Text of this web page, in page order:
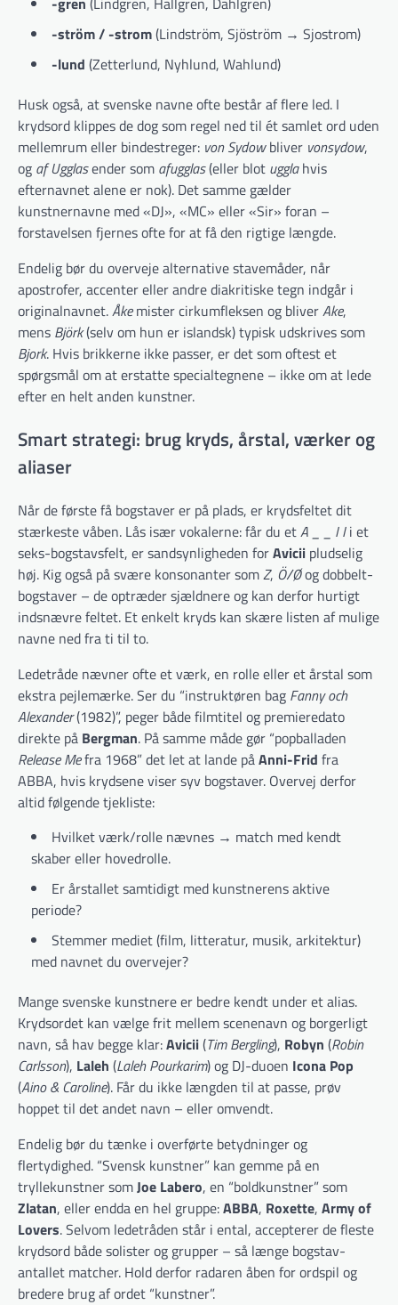
-ström / -strom(Lindström, Sjöström → Sjostrom)
-lund (Zetterlund, Nyhlund, Wahlund)
Husk også, at svenske navne ofte består af flere led. I
krydsord klippes de dog som regel ned til ét samlet ord uden
mellemrum eller bindestreger: von Sydowbliver vonsydow,
og af Ugglasender som afugglas(eller blot ugglahvis
efternavnet alene er nok). Det samme gælder
kunstnernavne med «DJ», «MC» eller «Sir» foran –
forstavelsen fjernes ofte for at få den rigtige længde.
Endelig bør du overveje alternative stavemåder, når
apostrofer, accenter eller andre diakritiske tegn indgår i
originalnavnet.Åkemister cirkumfleksen og bliverAke,
mens Björk(selv om hun er islandsk) typisk udskrives som
Bjork. Hvis brikkerne ikke passer, er det som oftest et
spørgsmål om at erstatte specialtegnene – ikke om at lede
efter en helt anden kunstner.
Smart strategi: brug kryds, årstal, værker og
aliaser
Når de første få bogstaver er på plads, er krydsfeltet dit
stærkeste våben. Lås især vokalerne: får du etA _ _ I Ii et
seks-bogstavsfelt, er sandsynligheden forAvicii pludselig
høj. Kig også på svære konsonanter somZ, Ö/Øog dobbelt-
bogstaver – de optræder sjældnere og kan derfor hurtigt
indsnævre feltet. Et enkelt kryds kan skære listen af mulige
navne ned fra ti til to.
Ledetråde nævner ofte et værk, en rolle eller et årstal som
ekstra pejlemærke. Ser du “instruktøren bag Fanny och
Alexander(1982)”, peger både film­titel og premieredato
direkte på Bergman. På samme måde gør “pop­balladen
Release Mefra 1968” det let at lande påAnni-Frid fra
ABBA, hvis krydsene viser syv bogstaver. Overvej derfor
altid følgende tjekliste:
Hvilket værk/rolle nævnes → match med kendt
skaber eller hovedrolle.
Er årstallet samtidigt med kunstnerens aktive
periode?
Stemmer mediet (film, litteratur, musik, arkitektur)
med navnet du overvejer?
Mange svenske kunstnere er bedre kendt under et alias.
Krydsordet kan vælge frit mellem scenenavn og borgerligt
navn, så hav begge klar:Avicii(Tim Bergling), Robyn (Robin
Carlsson), Laleh (Laleh Pourkarim) og DJ-duoen Icona Pop
(Aino & Caroline). Får du ikke længden til at passe, prøv
hoppet til det andet navn – eller omvendt.
Endelig bør du tænke i overførte betydninger og
flertydighed. “Svensk kunstner” kan gemme på en
tryllekunstner somJoe Labero, en “boldkunstner” som
Zlatan, eller endda en hel gruppe:ABBA, Roxette, Army of
Lovers. Selvom ledetråden står i ental, accepterer de fleste
krydsord både solister og grupper – så længe bogstav­
antallet matcher. Hold derfor radaren åben for ordspil og
bredere brug af ordet “kunstner”.